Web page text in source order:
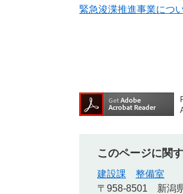
緊急浚渫推進事業につ
このページに関
建設課
整備室
〒958-8501
新潟